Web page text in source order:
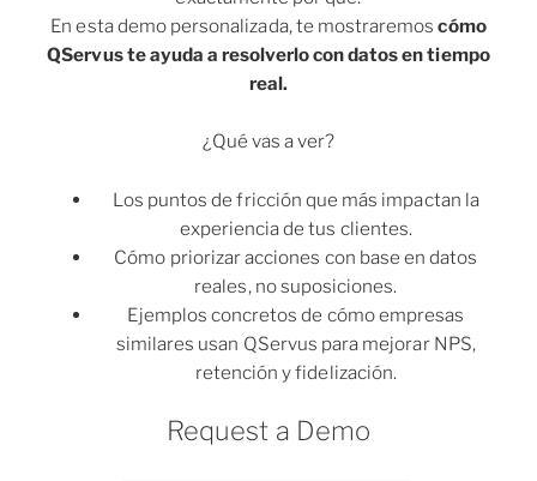
En esta demo personalizada, te mostraremoscómo
QServus te ayuda a resolverlo con datos en tiempo
real.
¿Qué vas a ver?
Los puntos de fricción que más impactan la
experiencia de tus clientes.
Cómo priorizar acciones con base en datos
reales, no suposiciones.
Ejemplos concretos de cómo empresas
similares usan QServus para mejorar NPS,
retención y fidelización.
Request a Demo